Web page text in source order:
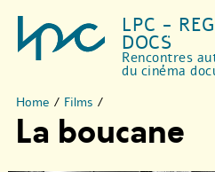
LPC -
DOCS
Rencontres
du cinéma
Home / Films /
La boucane